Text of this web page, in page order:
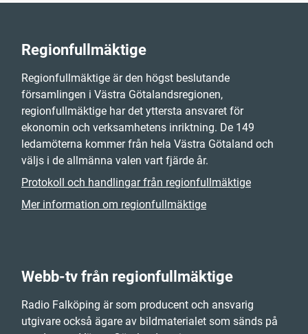
Regionfullmäktige
Regionfullmäktige är den högst beslutande
församlingen i Västra Götalandsregionen,
regionfullmäktige har det yttersta ansvaret för
ekonomin och verksamhetens inriktning. De 149
ledamöterna kommer från hela Västra Götaland och
väljs i de allmänna valen vart fjärde år.
Protokoll och handlingar från regionfullmäktige
Mer information om regionfullmäktige
Webb-tv från regionfullmäktige
Radio Falköping är som producent och ansvarig
utgivare också ägare av bildmaterialet som sänds på